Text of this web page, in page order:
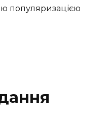
популяризацією